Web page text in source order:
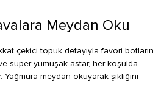
Meydan Oku
çekici topuk detayıyla favori botların
süper yumuşak astar, her koşulda
meydan okuyarak şıklığını